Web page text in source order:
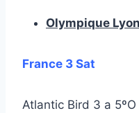
Olympique
France 3 Sat
Atlantic Bird 3 a